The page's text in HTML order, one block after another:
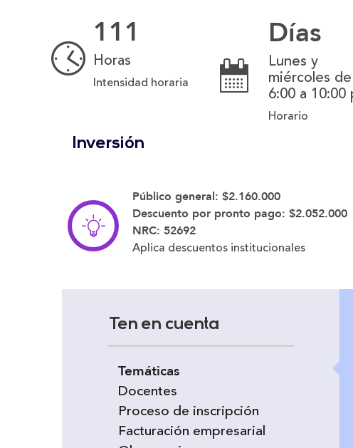
111
Horas
Intensidad horaria
Días
Lunes y
miércoles de
6:00 a 10:00
Horario
Inversión
Público general: $2.160.000
Descuento por pronto pago: $2.052.000
NRC: 52692
Aplica descuentos institucionales
Ten en cuenta
Temáticas
Docentes
Proceso de inscripción
Facturación empresarial